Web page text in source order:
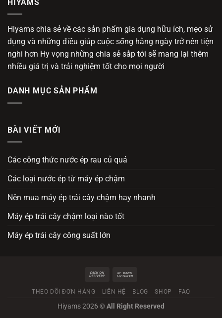
HIYAMS
Hiyams chia sẻ về các sản phẩm gia dụng hữu ích, mẹo sử
dụng và những điều giúp cuộc sống hằng ngày trở nên tiện
nghi hơn Hy vọng những chia sẻ sắp tới sẽ mang lại thêm
nhiều giá trị và trải nghiệm tốt cho mọi người
DANH MỤC SẢN PHẨM
BÀI VIẾT MỚI
Các công thức nước ép rau củ quả
Các loại nước ép từ máy ép chậm
Nên mua máy ép trái cây chậm hay nhanh
Máy ép trái cây chậm loại nào tốt
Máy ép trái cây công suất lớn
THEO DÕI ĐƠN HÀNG LIÊN HỆ BLOG SHOP FAQ
Hiyams 2026 ©All Right Reserved